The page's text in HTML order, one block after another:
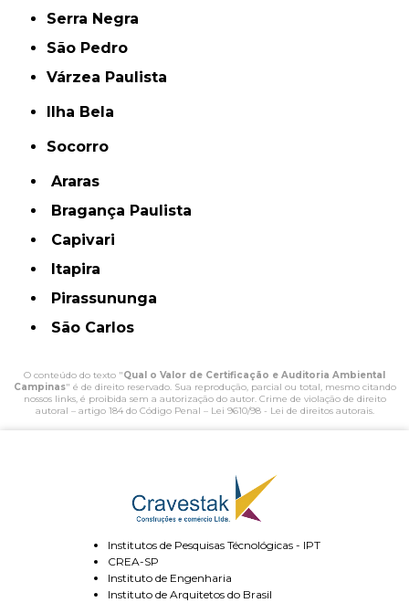
Serra Negra
São Pedro
Várzea Paulista
Ilha Bela
Socorro
Araras
Bragança Paulista
Capivari
Itapira
Pirassununga
São Carlos
O conteúdo do texto "Qual o Valor de Certificação e Auditoria Ambiental
Campinas" é de direito reservado. Sua reprodução, parcial ou total, mesmo citando
nossos links, é proibida sem a autorização do autor. Crime de violação de direito
autoral – artigo 184 do Código Penal – Lei 9610/98 - Lei de direitos autorais.
Institutos de Pesquisas Técnológicas - IPT
CREA-SP
Instituto de Engenharia
Instituto de Arquitetos do Brasil